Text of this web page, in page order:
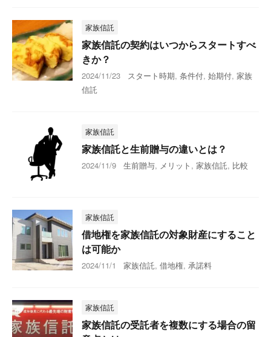
家族信託
家族信託の契約はいつからスタートすべ
きか？
2024/11/23 スタート時期, 条件付, 始期付, 家族
信託
家族信託
家族信託と生前贈与の違いとは？
2024/11/9 生前贈与, メリット , 家族信託, 比較
家族信託
借地権を家族信託の対象財産にすること
は可能か
2024/11/1 家族信託, 借地権, 承諾料
家族信託
家族信託の受託者を複数にする場合の留